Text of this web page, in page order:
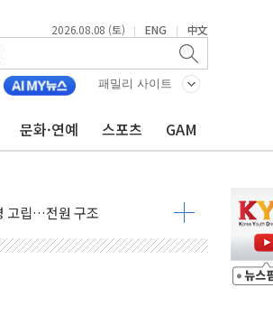
2026.08.08 (토) | ENG | 中文
패밀리 사이트
문화·연예 스포츠 GAM
주 연설서 신경전 고조
높은 물결
응기구 가동
고립…전원 구조
유성우 관측
사
감온도 38도 넘으면 중단